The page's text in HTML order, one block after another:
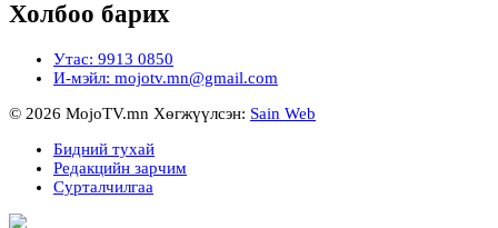
Холбоо барих
Утас: 9913 0850
И-мэйл: mojotv.mn@gmail.com
© 2026 MojoTV.mn Хөгжүүлсэн: Sain Web
Бидний тухай
Редакцийн зарчим
Сурталчилгаа